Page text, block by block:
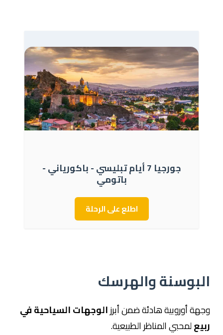
جورجيا 7 أيام تبليسي - باكورياني -
باتومي
اطلع على الرحلة
البوسنة والهرسك
وجهة أوروبية هادئة ضمن أبرزالوجهات السياحية في
ربيعلمحبي المناظر الطبيعية.